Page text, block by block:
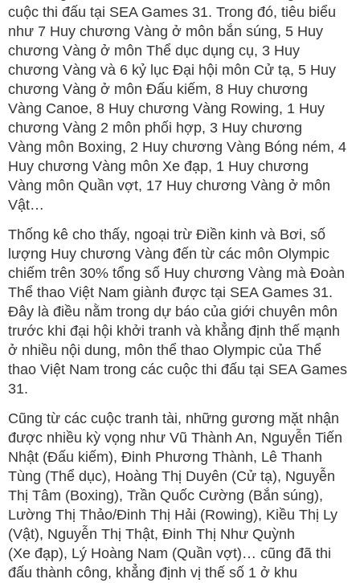
cuộc thi đấu tại SEA Games 31. Trong đó, tiêu biểu
như 7 Huy chương Vàng ở môn bắn súng, 5 Huy
chương Vàng ở môn Thể dục dụng cụ, 3 Huy
chương Vàng và 6 kỷ lục Đại hội môn Cử tạ, 5 Huy
chương Vàng ở môn Đấu kiếm, 8 Huy chương
Vàng Canoe, 8 Huy chương Vàng Rowing, 1 Huy
chương Vàng 2 môn phối hợp, 3 Huy chương
Vàng môn Boxing, 2 Huy chương Vàng Bóng ném, 4
Huy chương Vàng môn Xe đạp, 1 Huy chương
Vàng môn Quần vợt, 17 Huy chương Vàng ở môn
Vật…
Thống kê cho thấy, ngoại trừ Điền kinh và Bơi, số
lượng Huy chương Vàng đến từ các môn Olympic
chiếm trên 30% tổng số Huy chương Vàng mà Đoàn
Thể thao Việt Nam giành được tại SEA Games 31.
Đây là điều nằm trong dự báo của giới chuyên môn
trước khi đại hội khởi tranh và khẳng định thế mạnh
ở nhiều nội dung, môn thể thao Olympic của Thể
thao Việt Nam trong các cuộc thi đấu tại SEA Games
31.
Cũng từ các cuộc tranh tài, những gương mặt nhận
được nhiều kỳ vọng như Vũ Thành An, Nguyễn Tiến
Nhật (Đấu kiếm), Đinh Phương Thành, Lê Thanh
Tùng (Thể dục), Hoàng Thị Duyên (Cử tạ), Nguyễn
Thị Tâm (Boxing), Trần Quốc Cường (Bắn súng),
Lường Thị Thảo/Đinh Thị Hải (Rowing), Kiều Thị Ly
(Vật), Nguyễn Thị Thật, Đinh Thị Như Quỳnh
(Xe đạp), Lý Hoàng Nam (Quần vợt)… cũng đã thi
đấu thành công, khẳng định vị thế số 1 ở khu